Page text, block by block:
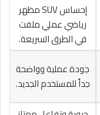
إحساس SUV مظهر
رياضي عملي ملفت
في الطرق السريعة.
جودة عملية وواضحة
جداً للمستخدم الجديد.